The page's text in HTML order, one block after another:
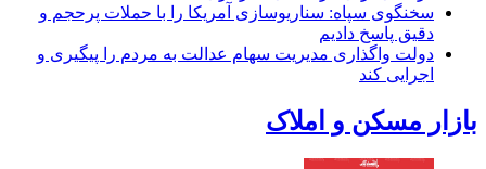
سخنگوی سپاه: سناریوسازی آمریکا را با حملات پرحجم‌‌ و
دقیق‌ پاسخ دادیم
دولت واگذاری مدیریت سهام عدالت به مردم را پیگیری و
اجرایی کند
بازار مسکن و املاک